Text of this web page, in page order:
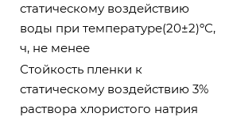
статическому воздействию
воды при температуре(20±2)ºС,
ч, не менее
Стойкость пленки к
статическому воздействию 3%
раствора хлористого натрия